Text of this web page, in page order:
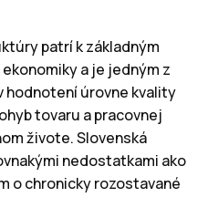
patrí k základným
a je jedným z
úrovne kvality
tovaru a pracovnej
živote. Slovenská
nedostatkami ako
o chronicky rozostavané